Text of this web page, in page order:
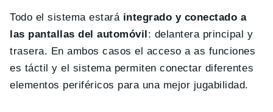
Todo el sistema estaráintegrado y conectado a
las pantallas del automóvil: delantera principal y
trasera. En ambos casos el acceso a as funciones
es táctil y el sistema permiten conectar diferentes
elementos periféricos para una mejor jugabilidad.